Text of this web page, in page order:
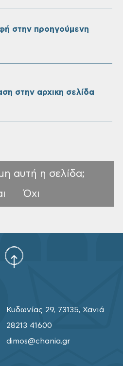
του συστήματος
& Βαθμολογίας,
στην προηγούμενη
στην αρχικη σελίδα
αυτή η σελίδα;
Όχι
Κυδωνίας 29, 73135, Χανιά
28213 41600
dimos@chania.gr